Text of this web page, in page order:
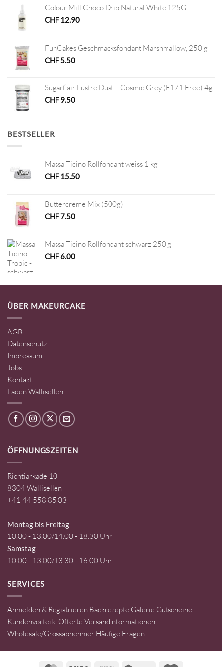
Colour Mill Choco Drip Natural White 125G
CHF12.90
FunCakes Geschmacksfondant Marshmallow, 250 g
CHF5.50
Sugarflair Lustre Dust – Cosmic Grey (E171 Free) 4g
CHF9.50
BESTSELLER
Massa Ticino Rollfondant weiss 1 kg
CHF15.50
Buttercreme Mix (500g)
CHF7.50
Massa Ticino Rollfondant schwarz 250 g
CHF6.00
ÜBER MAKEURCAKE
AGB
Datenschutz
Impressum
Jobs
Kontakt
Laden Wallisellen
ÖFFNUNGSZEITEN
Richtiarkade 10
8304 Wallisellen
+41 44 558 85 03
Montag bis Freitag
10.00 - 13.00/14.00 - 18.30 Uhr
Samstag
10.00 - 13.00/13.30 - 16.00 Uhr
SERVICES
Anmelden & Registrieren Backrezepte Galerie Gutscheine
Kundenvorteile Offerte Versandinformationen
Wholesale/Grossabnehmer Häufige Fragen